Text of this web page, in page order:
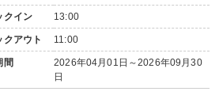
クイン 13:00
クアウト 11:00
間
2026年04月01日～2026年09月30
日